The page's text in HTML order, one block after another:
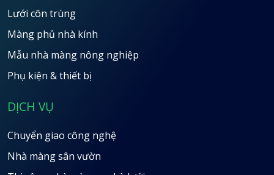
Lưới côn trùng
Màng phủ nhà kính
Mẫu nhà màng nông nghiệp
Phụ kiện & thiết bị
DỊCH VỤ
Chuyển giao công nghệ
Nhà màng sân vườn